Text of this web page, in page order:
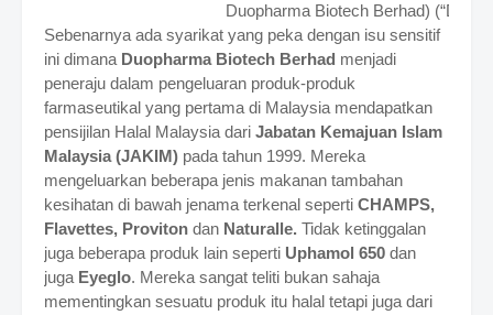
Duopharma Biotech Berhad)
Sebenarnya ada syarikat yang peka dengan isu sensitif
ini dimana Duopharma Biotech Berhad menjadi
peneraju dalam pengeluaran produk-produk
farmaseutikal yang pertama di Malaysia mendapatkan
pensijilan Halal Malaysia dari Jabatan Kemajuan Islam
Malaysia (JAKIM) pada tahun 1999. Mereka
mengeluarkan beberapa jenis makanan tambahan
kesihatan di bawah jenama terkenal seperti CHAMPS,
Flavettes, Proviton dan Naturalle. Tidak ketinggalan
juga beberapa produk lain seperti Uphamol 650 dan
juga Eyeglo. Mereka sangat teliti bukan sahaja
mementingkan sesuatu produk itu halal tetapi juga dari